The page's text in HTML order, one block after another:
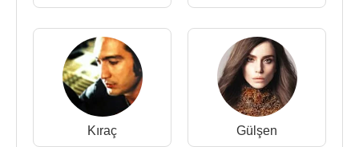
Kıraç Gülşen